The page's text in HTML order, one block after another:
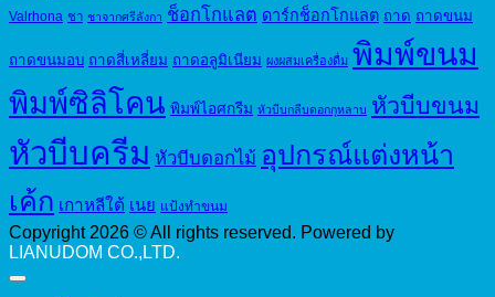
Valrhona ชา ชาจากศรีลังกา ช็อกโกแลต ดาร์กช็อกโกแลต ถาด ถาดขนม
ถาดขนมอบ ถาดสี่เหลี่ยม ถาดอลูมิเนียม ผงผสมเครื่องดื่ม พิมพ์ขนม
พิมพ์ซิลิโคน พิมพ์ไอศกรีม หัวบีบกลีบดอกกุหลาบ หัวบีบขนม
หัวบีบครีม หัวบีบดอกไม้ อุปกรณ์แต่งหน้า
เค้ก เกาหลีใต้ เนย แป้งทำขนม
Copyright 2026 © All rights reserved. Powered by
LIANUDOM CO.,LTD.